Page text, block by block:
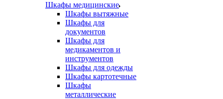
Шкафы медицинские
Шкафы вытяжные
Шкафы для
документов
Шкафы для
медикаментов и
инструментов
Шкафы для одежды
Шкафы картотечные
Шкафы
металлические